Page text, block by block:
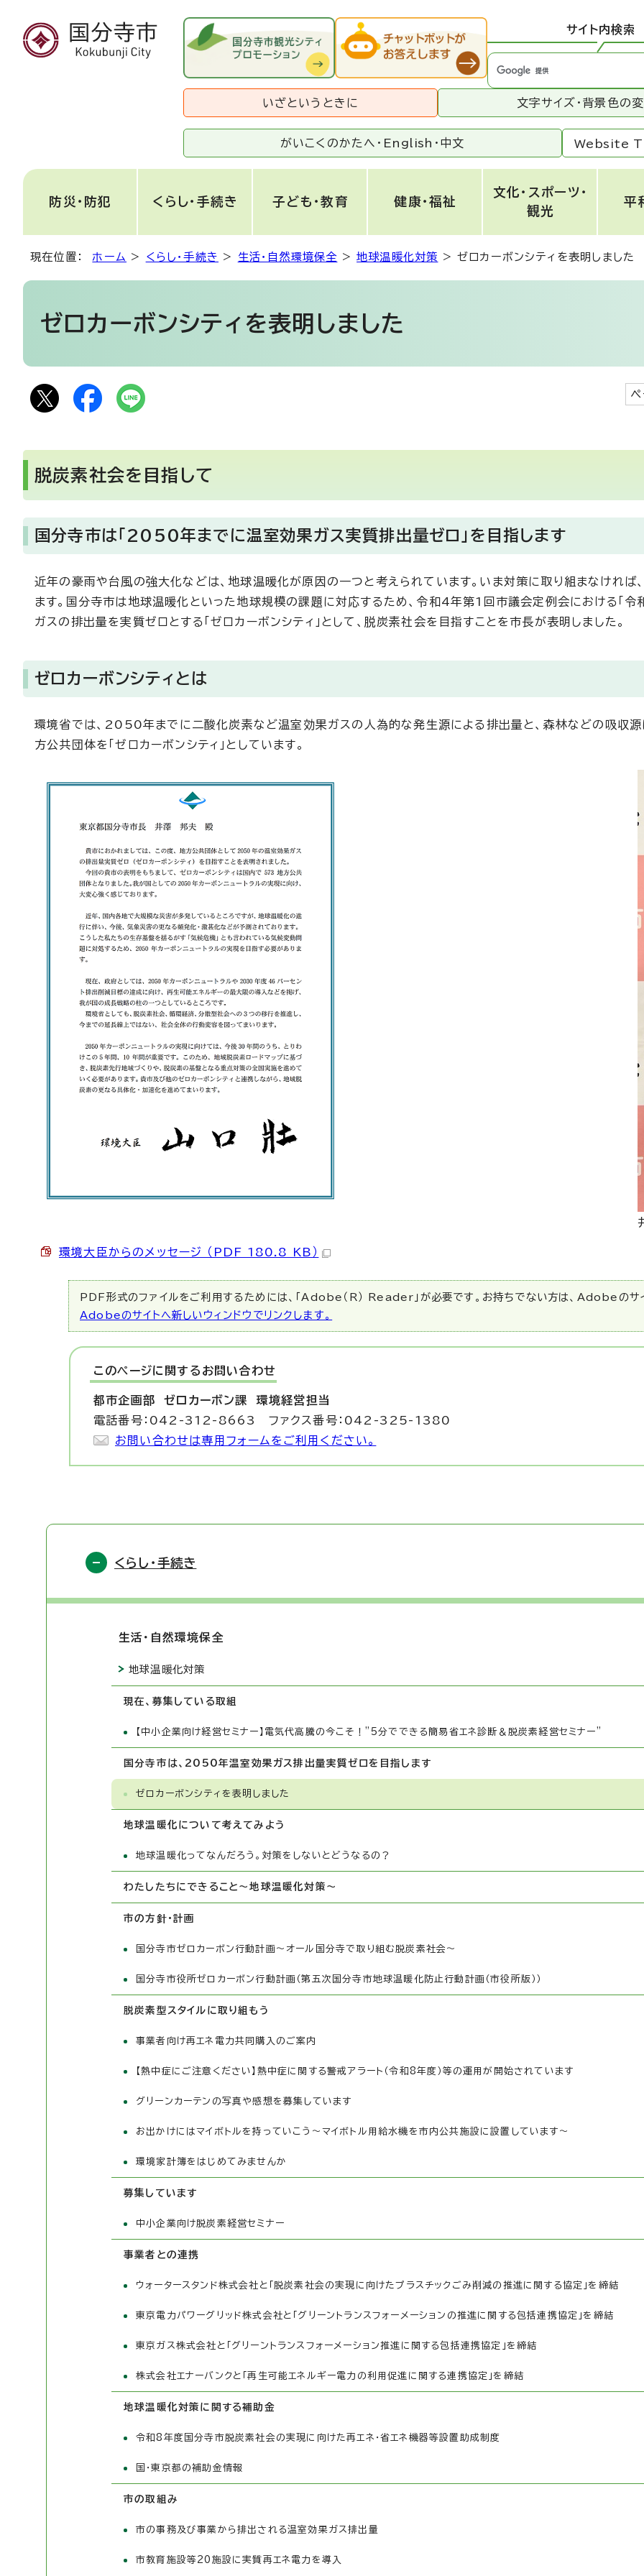
サイト内検索
いざというときに 文字サイズ・背景色の
がいこくのかたへ・ English ・ 中文 Website
防災・防犯 くらし・手続き 子ども・教育 健康・福祉
文化・スポーツ・
観光
平
現在位置： ホーム > くらし・手続き > 生活・自然環境保全 >地球温暖化対策 >ゼロカーボンシティを表明しました
ゼロカーボンシティを表明しました
脱炭素社会を目指して
国分寺市は「2050年までに温室効果ガス実質排出量ゼロ」を目指します
近年の豪雨や台風の強大化などは、地球温暖化が原因の一つと考えられています。いま対策に取り組まなければ
ます。国分寺市は地球温暖化といった地球規模の課題に対応するため、令和4年第1回市議会定例会における「
ガスの排出量を実質ゼロとする「ゼロカーボンシティ」として、脱炭素社会を目指すことを市長が表明しました。
ゼロカーボンシティとは
環境省では、2050年までに二酸化炭素など温室効果ガスの人為的な発生源による排出量と、森林などの吸収
方公共団体を「ゼロカーボンシティ」としています。
環境大臣からのメッセージ （PDF 180.8 KB）
PDF形式のファイルをご利用するためには、「Adobe（R） Reader」が必要です。お持ちでない方は、Adobeのサイ
Adobeのサイトへ新しいウィンドウでリンクします。
このページに関する お問い合わせ
都市企画部 ゼロカーボン課
環境経営担当
電話番号：042-312-8663 ファクス番号：042-325-1380
お問い合わせは専用フォームをご利用ください。
くらし・手続き
生活・自然環境保全
地球温暖化対策
現在、募集している取組
【中小企業向け経営セミナー】電気代高騰の今こそ！”5分でできる簡易省エネ診断＆脱炭素経営セミナー”
国分寺市は、2050年温室効果ガス排出量実質ゼロを目指します
ゼロカーボンシティを表明しました
地球温暖化について考えてみよう
地球温暖化ってなんだろう。対策をしないとどうなるの？
わたしたちにできること～地球温暖化対策～
市の方針・計画
国分寺市ゼロカーボン行動計画～オール国分寺で取り組む脱炭素社会～
国分寺市役所ゼロカーボン行動計画（第五次国分寺市地球温暖化防止行動計画（市役所版））
脱炭素型スタイルに取り組もう
事業者向け再エネ電力共同購入のご案内
【熱中症にご注意ください】熱中症に関する警戒アラート（令和8年度）等の運用が開始されています
グリーンカーテンの写真や感想を募集しています
お出かけにはマイボトルを持っていこう～マイボトル用給水機を市内公共施設に設置しています～
環境家計簿をはじめてみませんか
募集しています
中小企業向け脱炭素経営セミナー
事業者との連携
ウォータースタンド株式会社と「脱炭素社会の実現に向けたプラスチックごみ削減の推進に関する協定」を締結
東京電力パワーグリッド株式会社と「グリーントランスフォーメーションの推進に関する包括連携協定」を締結
東京ガス株式会社と「グリーントランスフォーメーション推進に関する包括連携協定」を締結
株式会社エナーバンクと「再生可能エネルギー電力の利用促進に関する連携協定」を締結
地球温暖化対策に関する補助金
令和8年度国分寺市脱炭素社会の実現に向けた再エネ・省エネ機器等設置助成制度
国・東京都の補助金情報
市の取組み
市の事務及び事業から排出される温室効果ガス排出量
市教育施設等20施設に実質再エネ電力を導入